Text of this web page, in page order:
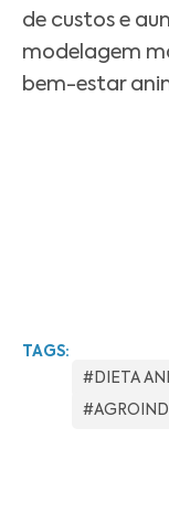
de custos e
modelagem
bem-estar
TAGS:
#DIETA